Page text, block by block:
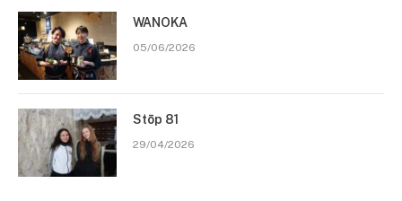
WANOKA
05/06/2026
Stōp 81
29/04/2026